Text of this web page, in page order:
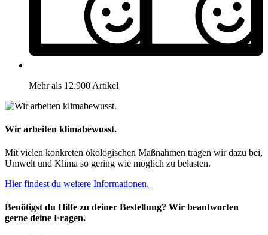
Mehr als 12.900 Artikel
Wir arbeiten klimabewusst.
Mit vielen konkreten ökologischen Maßnahmen tragen wir dazu bei,
Umwelt und Klima so gering wie möglich zu belasten.
Hier findest du weitere Informationen.
Benötigst du Hilfe zu deiner Bestellung? Wir beantworten
gerne deine Fragen.